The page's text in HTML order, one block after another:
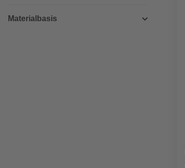
Materialbasis